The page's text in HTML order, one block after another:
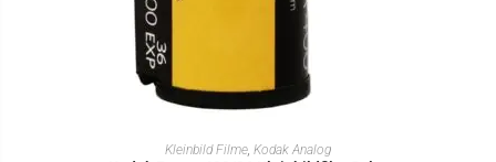
IN DEN WARENKORB
Kleinbild Filme Kodak Analog